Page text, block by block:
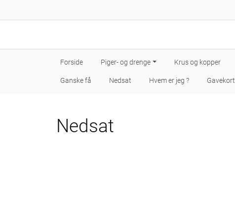
Forside Piger- og drenge Krus og kopper
Ganske få Nedsat Hvem er jeg ? Gavekort
Nedsat